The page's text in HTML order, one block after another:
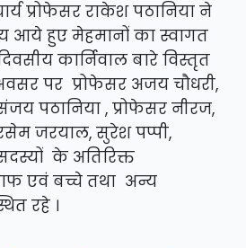
प्रोफेसर राकेश पठानिया ने
आये हुए मेहमानों का स्वागत
कार्निवाल बारे विस्तृत
पर प्रोफेसर अजय चौधरी,
पठानिया , प्रोफेसर नीरज,
जरयाल, सुरेश पप्पी,
के अतिरिक्त
एवं बच्चे तथा अन्य
रहे ।